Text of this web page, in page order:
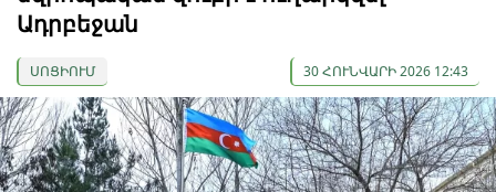
Ադրբեջան
ՍՈՑԻՈՒՄ 30 ՀՈՒՆՎԱՐԻ 2026 12:43